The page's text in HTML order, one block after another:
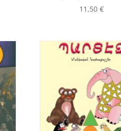
11,50 €